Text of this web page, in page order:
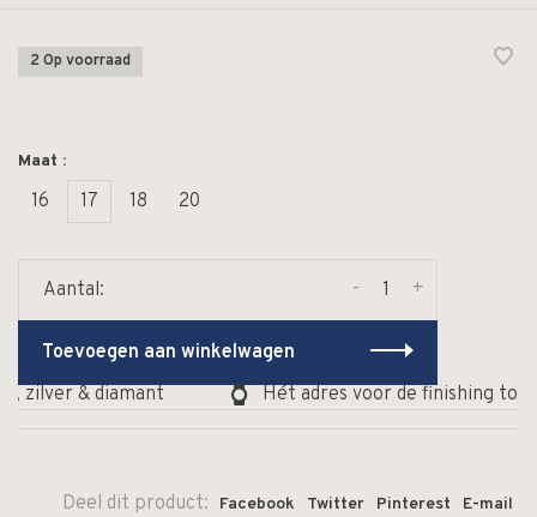
2 Op voorraad
Maat :
16 17 18 20
Aantal: +
-
Toevoegen aan winkelwagen
zilver & diamant
Hét adres voor de finishing
Deel dit product: Facebook Twitter Pinterest E-mail